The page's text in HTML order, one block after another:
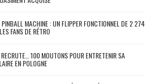
PINBALL MACHINE : UN FLIPPER FONCTIONNEL DE 2 274
FANS DE RÉTRO
100 MOUTONS POUR ENTRETENIR SA
EN POLOGNE